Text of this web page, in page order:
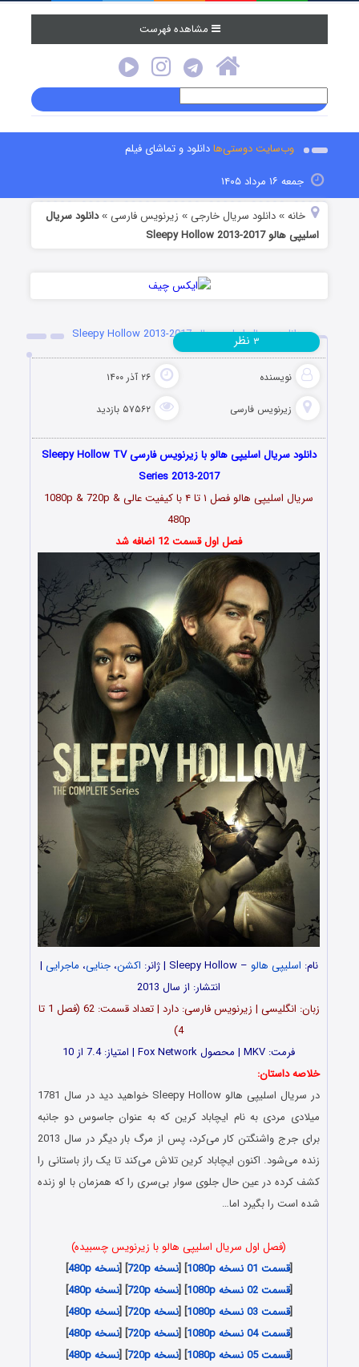
مشاهده فهرست
وب‌سایت دوستی‌هادانلود و تماشای فیلم
جمعه ۱۶ مرداد ۱۴۰۵
خانه »دانلود سریال خارجی » زیرنویس فارسی »دانلود سریال
اسلیپی هالو Sleepy Hollow 2013-2017
دانلود سریال اسلیپی هالو Sleepy Hollow 2013-2017
نویسنده ۲۶ آذر ۱۴۰۰
زیرنویس فارسی ۵۷۵۶۲ بازدید
۳ نظر
دانلود سریال اسلیپی هالو با زیرنویس فارسی Sleepy Hollow TV
Series 2013-2017
سریال اسلیپی هالو فصل ۱ تا ۴
با کیفیت عالی 1080p & 720p &
480p
فصل اول قسمت 12 اضافه شد
نام: اسلیپی هالو – Sleepy Hollow | ژانر: اکشن،جنایی، ماجرایی |
انتشار: از سال 2013
زبان: انگلیسی | زیرنویس فارسی: دارد | تعداد قسمت‌: 62 (فصل 1 تا
4)
فرمت: MKV | محصول Fox Network | امتیاز: 7.4 از 10
خلاصه داستان:
در سریال اسلیپی هالو Sleepy Hollow خواهید دید در سال 1781
میلادی مردی به نام ایچاباد کرین که به عنوان جاسوس دو جانبه
برای جرج واشنگتن کار می‌کرد، پس از مرگ بار دیگر در سال 2013
زنده می‌شود. اکنون ایچاباد کرین تلاش می‌کند تا یک راز باستانی را
کشف کرده در عین حال جلوی سوار بی‌سری را که همزمان با او زنده
شده است را بگیرد اما…
(فصل اول سریال اسلیپی هالو با زیرنویس چسبیده)
[قسمت 01 نسخه 1080p ] [نسخه 720p ] [نسخه 480p
]
[قسمت 02 نسخه 1080p ] [نسخه 720p ] [نسخه 480p
]
[قسمت 03 نسخه 1080p ] [نسخه 720p ] [نسخه 480p
]
[قسمت 04 نسخه 1080p ] [نسخه 720p ] [نسخه 480p
]
[قسمت 05 نسخه 1080p ] [نسخه 720p ] [نسخه 480p
]